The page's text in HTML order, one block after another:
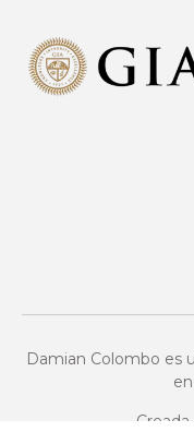
Damian Colombo es